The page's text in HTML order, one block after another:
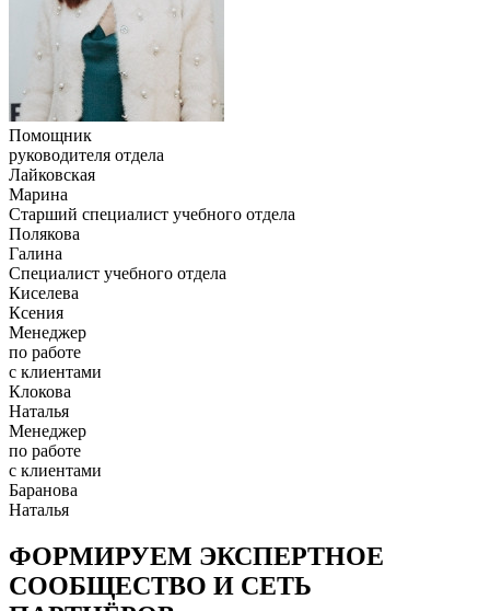
Помощник
руководителя отдела
Лайковская
Марина
Старший специалист учебного отдела
Полякова
Галина
Специалист учебного отдела
Киселева
Ксения
Менеджер
по работе
с клиентами
Клокова
Наталья
Менеджер
по работе
с клиентами
Баранова
Наталья
ФОРМИРУЕМ ЭКСПЕРТНОЕ
СООБЩЕСТВО И СЕТЬ